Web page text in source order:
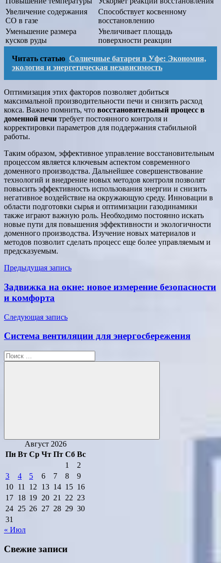
Увеличение содержания
CO в газе
Способствует косвенному
восстановлению
Уменьшение размера
кусков руды
Увеличивает площадь
поверхности реакции
Читать статью Солнечные батареи в Уфе: Экономия,
экология и энергетическая независимость
Оптимизация этих факторов позволяет добиться
максимальной производительности печи и снизить расход
кокса. Важно помнить, что восстановительный процесс в
доменной печи требует постоянного контроля и
корректировки параметров для поддержания стабильной
работы.
Таким образом, эффективное управление восстановительным
процессом является ключевым аспектом современного
доменного производства. Дальнейшее совершенствование
технологий и внедрение новых методов контроля позволят
повысить эффективность использования энергии и снизить
негативное воздействие на окружающую среду. Инновации в
области подготовки сырья и оптимизации газодинамики
также играют важную роль. Необходимо постоянно искать
новые пути для повышения эффективности и экологичности
доменного производства. Изучение новых материалов и
методов позволит сделать процесс еще более управляемым и
предсказуемым.
Навигация
по
записям
Предыдущая запись
Задвижка на окне: новое измерение безопасности
и комфорта
Следующая запись
Система вентиляции для энергосбережения
Поиск
для:
Поиск
Август 2026
Пн Вт Ср Чт Пт Сб Вс
1
2
3
4 5 6 7 8
9
10 11 12 13 14 15 16
17 18 19 20 21 22 23
24 25 26 27 28 29 30
31
« Июл
Свежие записи